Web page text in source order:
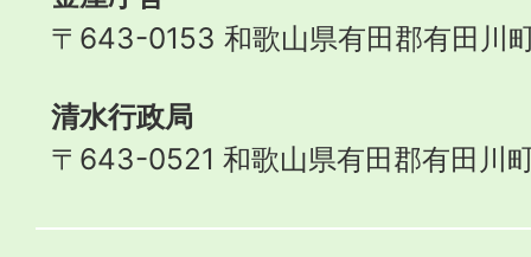
〒643-0153 和歌山県有田郡有田川
清水行政局
〒643-0521 和歌山県有田郡有田川